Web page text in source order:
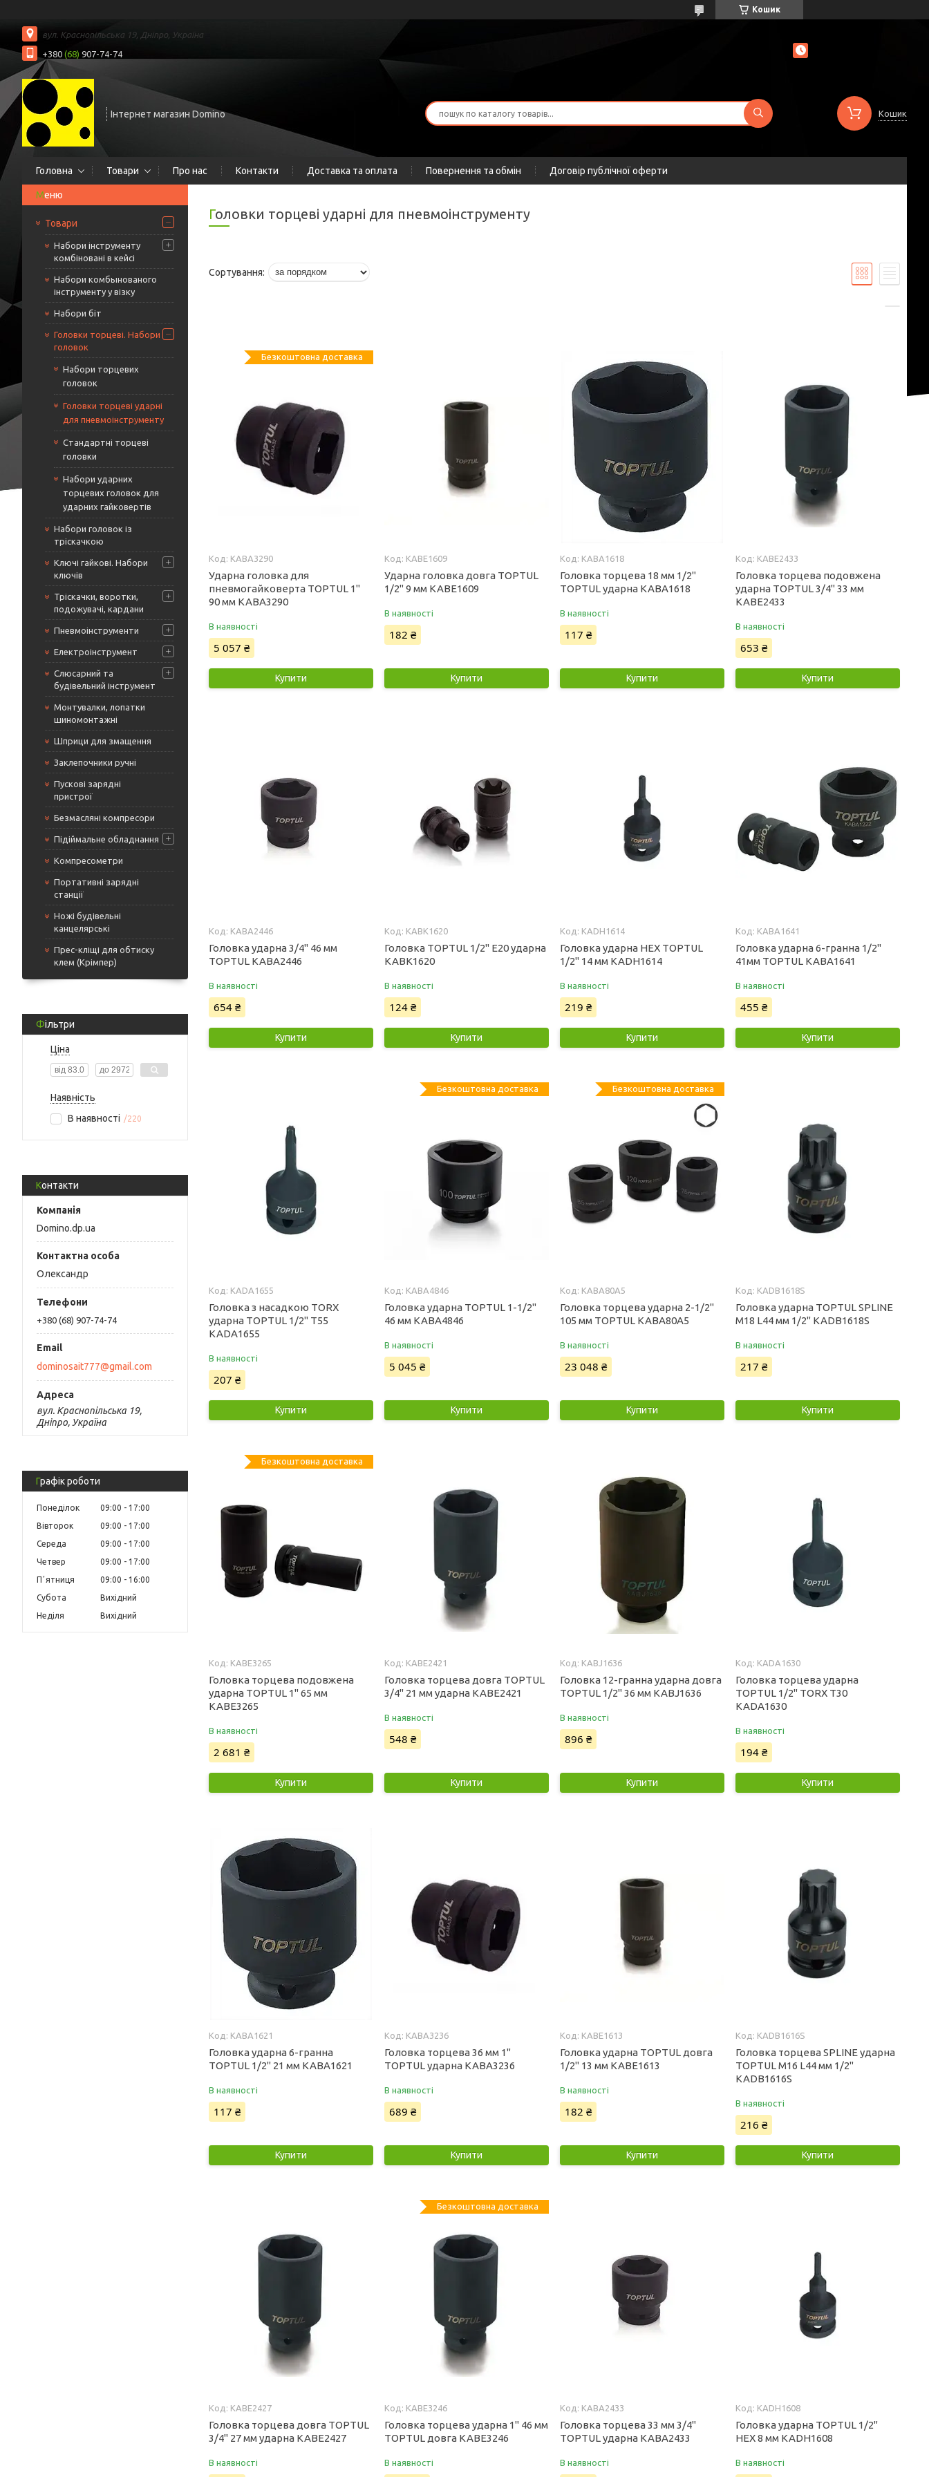
Кошик
вул. Краснопільська 19, Дніпро, Україна
+380 (68) 907-74-74
Інтернет магазин Domino Кошик
Головна Товари Про нас Контакти Доставка та оплата Повернення та обмін Договір публічної оферти
Товари
Набори інструменту
комбіновані в кейсі
Набори комбынованого
інструменту у візку
Набори біт
Головки торцеві. Набори
головок
Набори торцевих
головок
Головки торцеві ударні
для пневмоінструменту
Стандартні торцеві
головки
Набори ударних
торцевих головок для
ударних гайковертів
Набори головок із
тріскачкою
Ключі гайкові. Набори
ключів
Тріскачки, воротки,
подожувачі, кардани
Пневмоінструменти
Електроінструмент
Слюсарний та
будівельний інструмент
Монтувалки, лопатки
шиномонтажні
Шприци для змащення
Заклепочники ручні
Пускові зарядні
пристрої
Безмасляні компресори
Підіймальне обладнання
Компресометри
Портативні зарядні
станції
Ножі будівельні
канцелярські
Прес-кліщі для обтиску
клем (Крімпер)
Фільтри
Ціна
Наявність
В наявності
220
Контакти
Domino.dp.ua
Олександр
+380 (68) 907-74-74
dominosait777@gmail.com
вул. Краснопільська 19,
Дніпро, Україна
Графік роботи
Понеділок 09:00
17:00
Вівторок
09:00
17:00
Середа
09:00
17:00
Четвер
09:00
17:00
Пʼятниця
09:00
16:00
Субота
Вихідний
Неділя
Вихідний
Головки торцеві ударні для пневмоінструменту
Безкоштовна доставка
KABA3290
Ударна головка для
пневмогайковерта TOPTUL 1"
90 мм KABA3290
В наявності
5 057 ₴
Купити
KABE1609
Ударна головка довга TOPTUL
1/2" 9 мм KABE1609
В наявності
182 ₴
Купити
KABA1618
Головка торцева 18 мм 1/2"
TOPTUL ударна KABA1618
В наявності
117 ₴
Купити
KABE2433
Головка торцева подовжена
ударна TOPTUL 3/4" 33 мм
KABE2433
В наявності
653 ₴
Купити
KABA2446
Головка ударна 3/4" 46 мм
TOPTUL KABA2446
В наявності
654 ₴
Купити
KABK1620
Головка TOPTUL 1/2" E20 ударна
KABK1620
В наявності
124 ₴
Купити
KADH1614
Головка ударна HEX TOPTUL
1/2" 14 мм KADH1614
В наявності
219 ₴
Купити
KABA1641
Головка ударна 6-гранна 1/2"
41мм TOPTUL KABA1641
В наявності
455 ₴
Купити
KADA1655
Головка з насадкою TORX
ударна TOPTUL 1/2" T55
KADA1655
В наявності
207 ₴
Купити
Безкоштовна доставка
KABA4846
Головка ударна TOPTUL 1-1/2"
46 мм KABA4846
В наявності
5 045 ₴
Купити
Безкоштовна доставка
KABA80A5
Головка торцева ударна 2-1/2"
105 мм TOPTUL KABA80A5
В наявності
23 048 ₴
Купити
KADB1618S
Головка ударна TOPTUL SPLINE
М18 L44 мм 1/2" KADB1618S
В наявності
217 ₴
Купити
Безкоштовна доставка
KABE3265
Головка торцева подовжена
ударна TOPTUL 1" 65 мм
KABE3265
В наявності
2 681 ₴
Купити
KABE2421
Головка торцева довга TOPTUL
3/4" 21 мм ударна KABE2421
В наявності
548 ₴
Купити
KABJ1636
Головка 12-гранна ударна довга
TOPTUL 1/2" 36 мм KABJ1636
В наявності
896 ₴
Купити
KADA1630
Головка торцева ударна
TOPTUL 1/2" TORX T30
KADA1630
В наявності
194 ₴
Купити
KABA1621
Головка ударна 6-гранна
TOPTUL 1/2" 21 мм KABA1621
В наявності
117 ₴
Купити
KABA3236
Головка торцева 36 мм 1"
TOPTUL ударна KABA3236
В наявності
689 ₴
Купити
KABE1613
Головка ударна TOPTUL довга
1/2" 13 мм KABE1613
В наявності
182 ₴
Купити
KADB1616S
Головка торцева SPLINE ударна
TOPTUL М16 L44 мм 1/2"
KADB1616S
В наявності
216 ₴
Купити
KABE2427
Головка торцева довга TOPTUL
3/4" 27 мм ударна KABE2427
В наявності
Безкоштовна доставка
KABE3246
Головка торцева ударна 1" 46 мм
TOPTUL довга KABE3246
В наявності
KABA2433
Головка торцева 33 мм 3/4"
TOPTUL ударна KABA2433
В наявності
KADH1608
Головка ударна TOPTUL 1/2"
HEX 8 мм KADH1608
В наявності